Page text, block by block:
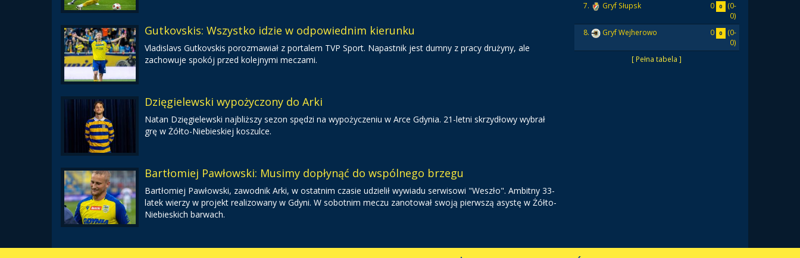
Gutkovskis: Wszystko idzie w odpowiednim kierunku
Vladislavs Gutkovskis porozmawiał z portalem TVP Sport. Napastnik jest dumny z pracy drużyny, ale
zachowuje spokój przed kolejnymi meczami.
Dzięgielewski wypożyczony do Arki
Natan Dzięgielewski najbliższy sezon spędzi na wypożyczeniu w Arce Gdynia. 21-letni skrzydłowy wybrał
grę w Żółto-Niebieskiej koszulce.
Bartłomiej Pawłowski: Musimy dopłynąć do wspólnego brzegu
Bartłomiej Pawłowski, zawodnik Arki, w ostatnim czasie udzielił wywiadu serwisowi "Weszło". Ambitny 33-
latek wierzy w projekt realizowany w Gdyni. W sobotnim meczu zanotował swoją pierwszą asystę w Żółto-
Niebieskich barwach.
[ Pełna tabela ]
7.
Gryf Słupsk 0 0
(0-
0)
8.
Gryf Wejherowo 0 0
(0-
0)